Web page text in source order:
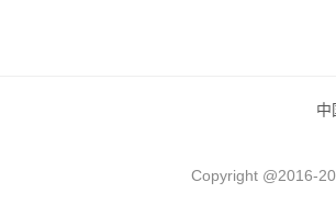
中
Copyright @2016-